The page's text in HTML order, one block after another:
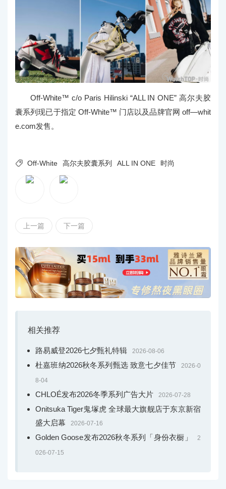
Off-White™ c/o Paris Hilinski “ALL IN ONE” 高尔夫胶
囊系列现已于指定 Off-White™ 门店以及品牌官网 off—whit
e.com发售。
 Off-White 高尔夫胶囊系列 ALL IN ONE 时尚
上一篇 下一篇
相关推荐
路易威登2026七夕甄礼特辑 2026-08-06
杜嘉班纳2026秋冬系列甄选 致意七夕佳节 2026-0
8-04
CHLOÉ发布2026冬季系列广告大片 2026-07-28
Onitsuka Tiger鬼塚虎 全球最大旗舰店于东京新宿
盛大启幕
2026-07-16
Golden Goose发布2026秋冬系列「身份衣橱」 2
026-07-15